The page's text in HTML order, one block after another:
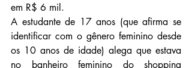
em R$ 6 mil.
A estudante de 17 anos (que afirma se
identificar com o gênero feminino desde
os 10 anos de idade) alega que estava
no banheiro feminino do shopping